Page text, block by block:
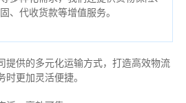
、代收货款等增值服务。
提供的多元化运输方式，打造高效物流
更加灵活便捷。